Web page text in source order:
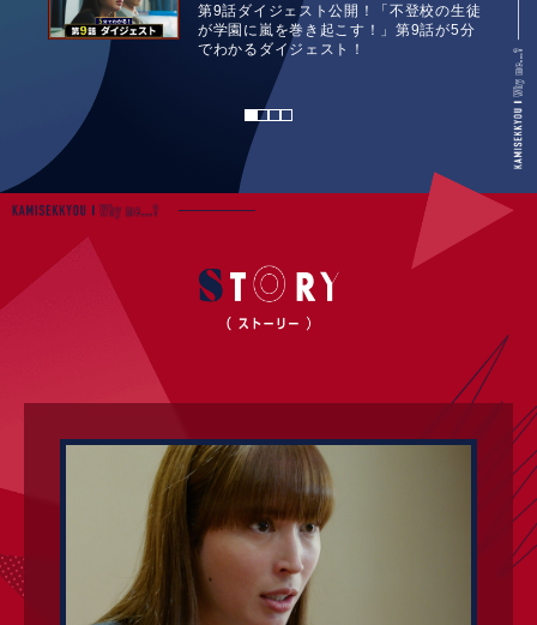
第9話ダイジェスト公開！「不登校の生徒
が学園に嵐を巻き起こす！」第9話が5分
でわかるダイジェスト！